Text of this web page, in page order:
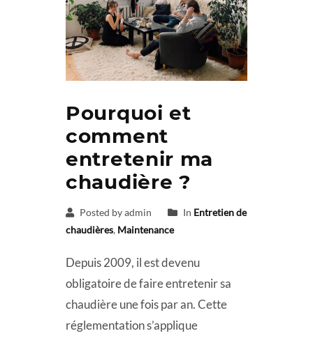
Pourquoi et
comment
entretenir ma
chaudière ?
Posted by admin In Entretien de
chaudières, Maintenance
Depuis 2009, il est devenu
obligatoire de faire entretenir sa
chaudière une fois par an. Cette
réglementation s’applique